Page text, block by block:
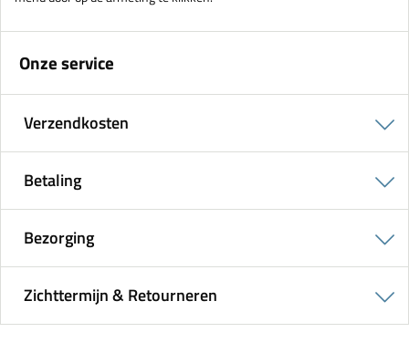
Onze service
Verzendkosten
Betaling
Bezorging
Zichttermijn & Retourneren